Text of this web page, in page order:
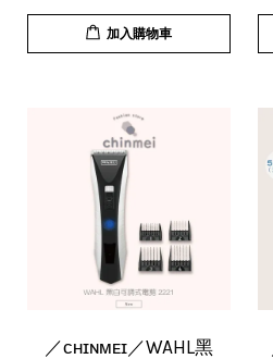
加入購物車
／ᴄʜɪɴᴍᴇɪ／WAHL黑